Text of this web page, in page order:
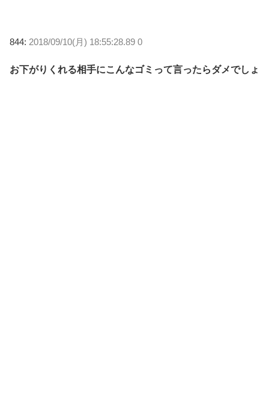
844: 2018/09/10(月) 18:55:28.89 0
お下がりくれる相手にこんなゴミって言ったらダメでしょ